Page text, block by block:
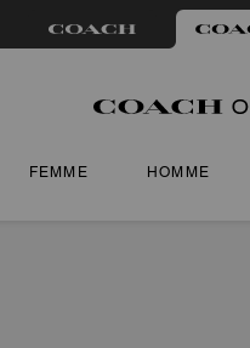
FEMME HOMME